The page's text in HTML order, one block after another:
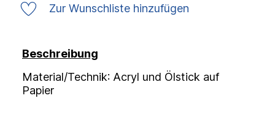
Zur Wunschliste hinzufügen
Beschreibung
Material/Technik: Acryl und Ölstick auf
Papier